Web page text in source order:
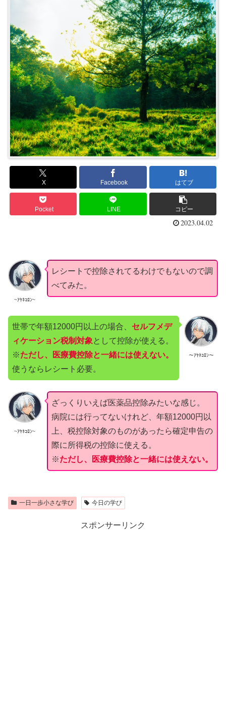
X Facebook はてブ
Pocket LINE コピー
2023.04.02
~ｱﾔﾈｺﾛﾝ~
レシートで控除されてるわけでもないので調
べてみた。
～ｱﾔﾈｺﾛﾝ～
世帯で年額12000円以上の場合、 セルフメデ
ィケーション税制対象として控除が使える。
※ただし、医療費控除と一緒には使えない。
使うならレシート必要。
~ｱﾔﾈｺﾛﾝ~
ざっくりいえば医薬品控除みたいな感じ。
病院には行ってないけれど、年額12000円以
上、税控除対象のものがあったら確定申告の
際に所得税の控除に使える。
※ただし、医療費控除と一緒には使えない。
一日一歩小さな学び 今日の学び
スポンサーリンク